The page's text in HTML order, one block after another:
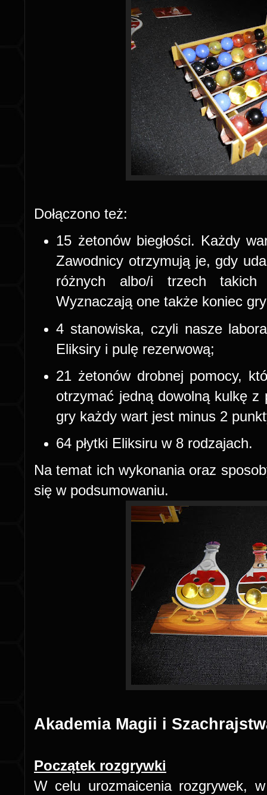
Dołączono też:
15 żetonów biegłości. Każdy
Zawodnicy otrzymują je, gdy
różnych albo/i trzech takich
Wyznaczają one także koniec
4 stanowiska, czyli nasze
Eliksiry i pulę rezerwową;
21 żetonów drobnej pomocy,
otrzymać jedną dowolną kulkę z
gry każdy wart jest minus 2
64 płytki Eliksiru w 8 rodzajach.
Na temat ich wykonania oraz
się w podsumowaniu.
Akademia Magii i
Początek rozgrywki
W celu urozmaicenia rozgrywek,